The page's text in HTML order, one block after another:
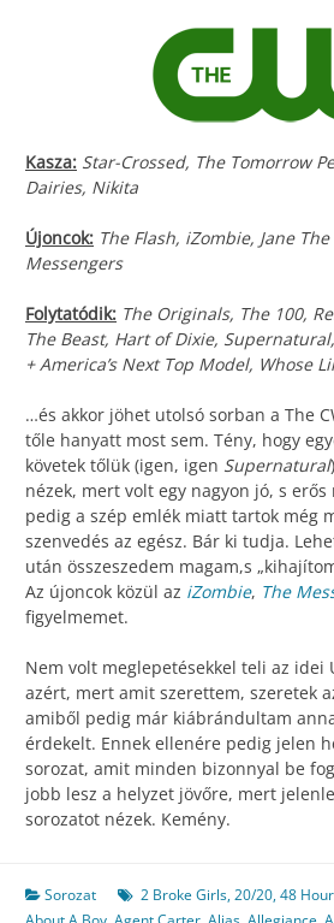
Kasza: Star-Crossed, The Tomorrow
Dairies, Nikita
Újoncok: The Flash, iZombie, Jane
Messengers
Folytatódik: The Originals, The 100,
The Beast, Hart of Dixie,
+ America’s Next Top Model, Whose
…és akkor jöhet utolsó sorban a The
tőle hanyatt most sem. Tény, hogy
követek tőlük (igen, igen Supernatural
nézek, mert volt egy nagyon jó, s erős
pedig a szép emlék miatt tartok még
szenvedés az egész. Bár ki tudja.
után összeszedem magam,s
Az újoncok közül az iZombie, The
figyelmemet.
Nem volt meglepetésekkel teli az idei
azért, mert amit szerettem, szeretek
amiből pedig már kiábrándultam
érdekelt. Ennek ellenére pedig jelen
sorozat, amit minden bizonnyal be
jobb lesz a helyzet jövőre, mert
sorozatot nézek. Kemény.
Sorozat 2 Broke Girls,20/20,48